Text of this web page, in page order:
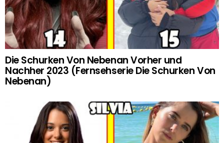
Die Schurken Von Nebenan Vorher und
Nachher 2023 (Fernsehserie Die Schurken Von
Nebenan)